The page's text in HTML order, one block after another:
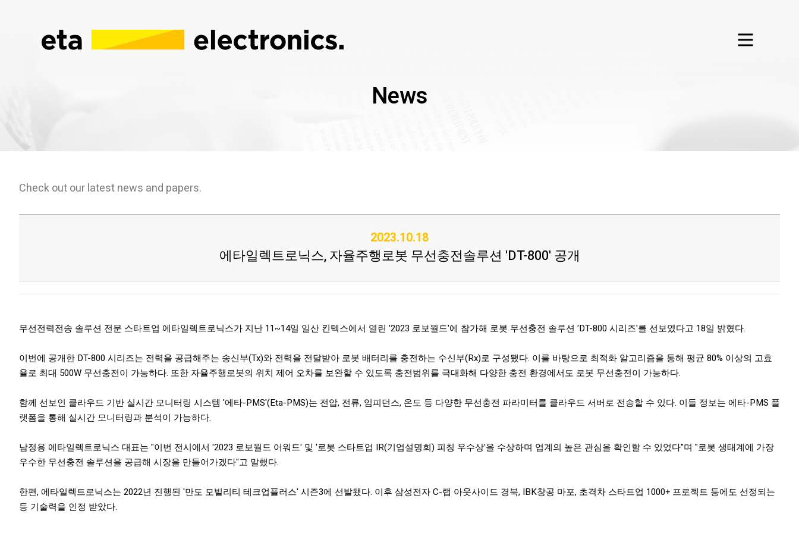
News
Check out our latest news and papers.
2023.10.18
에타일렉트로닉스, 자율주행로봇 무선충전솔루션 'DT-800' 공개
무선전력전송 솔루션 전문 스타트업 에타일렉트로닉스가 지난 11~14일 일산 킨텍스에서 열린 '2023 로보월드'에 참가해 로봇 무선충전 솔루션 'DT-800 시리즈'를 선보였다고 18일 밝혔다.
이번에 공개한 DT-800 시리즈는 전력을 공급해주는 송신부(Tx)와 전력을 전달받아 로봇 배터리를 충전하는 수신부(Rx)로 구성됐다. 이를 바탕으로 최적화 알고리즘을 통해 평균 80% 이상의 고효
율로 최대 500W 무선충전이 가능하다. 또한 자율주행로봇의 위치 제어 오차를 보완할 수 있도록 충전범위를 극대화해 다양한 충전 환경에서도 로봇 무선충전이 가능하다.
함께 선보인 클라우드 기반 실시간 모니터링 시스템 '에타-PMS'(Eta-PMS)는 전압, 전류, 임피던스, 온도 등 다양한 무선충전 파라미터를 클라우드 서버로 전송할 수 있다. 이들 정보는 에타-PMS 플
랫폼을 통해 실시간 모니터링과 분석이 가능하다.
남정용 에타일렉트로닉스 대표는 "이번 전시에서 '2023 로보월드 어워드' 및 '로봇 스타트업 IR(기업설명회) 피칭 우수상'을 수상하며 업계의 높은 관심을 확인할 수 있었다"며 "로봇 생태계에 가장
우수한 무선충전 솔루션을 공급해 시장을 만들어가겠다"고 말했다.
한편, 에타일렉트로닉스는 2022년 진행된 '만도 모빌리티 테크업플러스' 시즌3에 선발됐다. 이후 삼성전자 C-랩 아웃사이드 경북, IBK창공 마포, 초격차 스타트업 1000+ 프로젝트 등에도 선정되는
등 기술력을 인정 받았다.